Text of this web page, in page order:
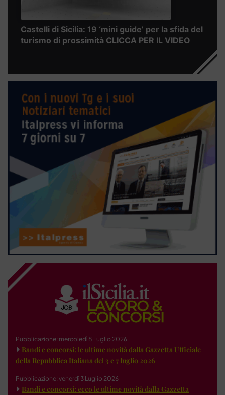
Castelli di Sicilia: 19 ‘mini guide’ per la sfida del
turismo di prossimità CLICCA PER IL VIDEO
Pubblicazione: mercoledì 8 Luglio 2026
Bandi e concorsi: le ultime novità dalla Gazzetta Ufficiale
della Repubblica Italiana del 3 e 7 luglio 2026
Pubblicazione: venerdì 3 Luglio 2026
Bandi e concorsi: ecco le ultime novità dalla Gazzetta